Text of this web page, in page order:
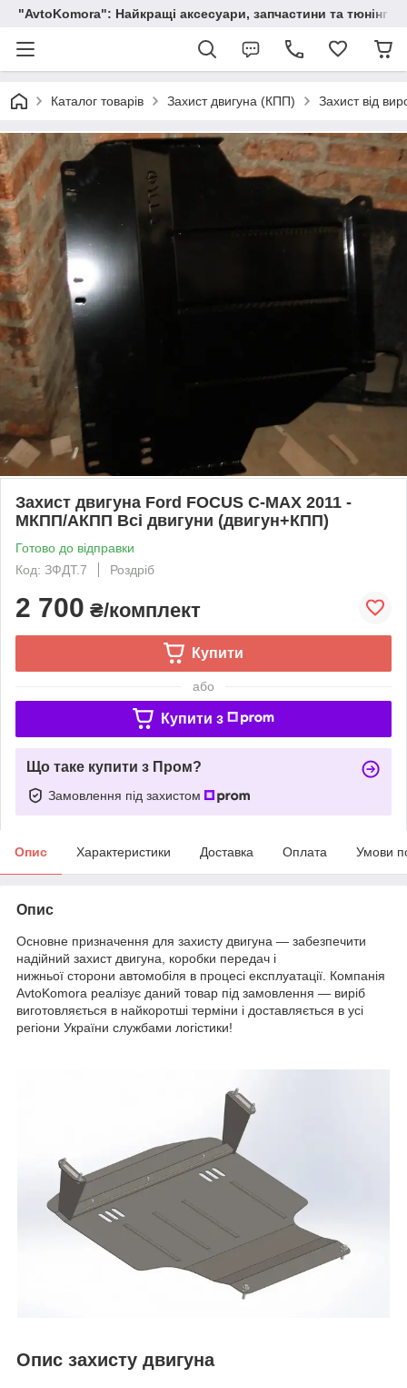
"AvtoKomora": Найкращі аксесуари, запчастини та тюнінг
Каталог товарів Захист двигуна (КПП) Захист від
Захист двигуна Ford FOCUS C-MAX 2011 -
МКПП/АКПП Всі двигуни (двигун+КПП)
Готово до відправки
Код: ЗФДТ.7
Роздріб
2 700 ₴/комплект
Купити
або
Купити з
Що таке купити з Пром?
Замовлення під захистом
Опис Характеристики Доставка Оплата Умови
Опис
Основне призначення для захисту двигуна — забезпечити
надійний захист двигуна, коробки передач і
нижньої сторони автомобіля в процесі експлуатації. Компанія
AvtoKomora реалізує даний товар під замовлення — виріб
виготовляється в найкоротші терміни і доставляється в усі
регіони України службами логістики!
Опис захисту двигуна